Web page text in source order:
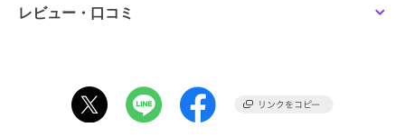
く疲れにくい。
スフリーに履ける！
レビュー・口コミ